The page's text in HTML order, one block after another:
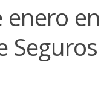
enero en
Seguros